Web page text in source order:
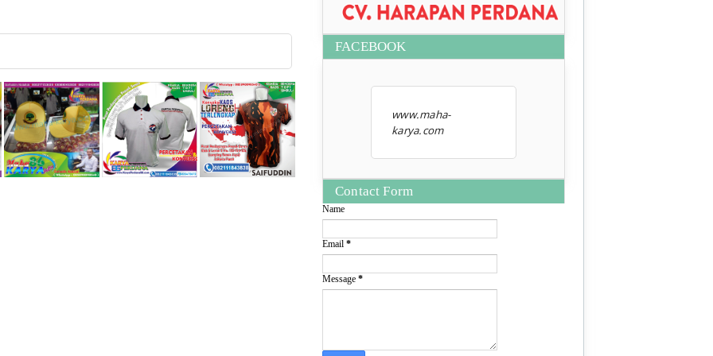
FACEBOOK
www.maha-
karya.com
Contact Form
Name
Email *
Message *